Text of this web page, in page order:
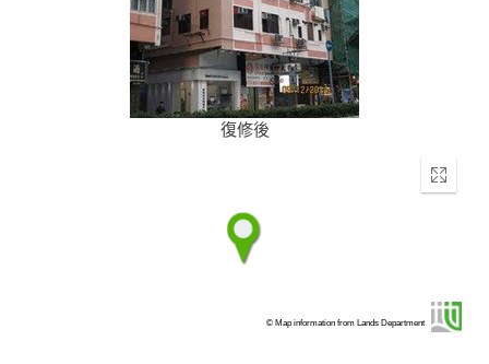
復修後
Enter
© Map information from Lands Department